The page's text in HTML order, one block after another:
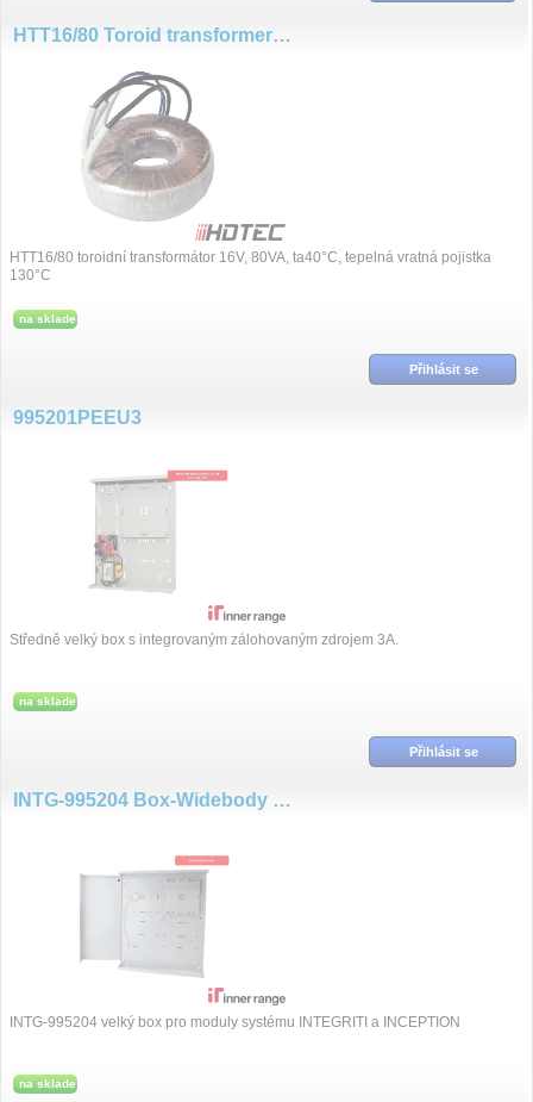
HTT16/80 Toroid transformers 16V, 80VA
HTT16/80 toroidní transformátor 16V, 80VA, ta40°C, tepelná vratná pojistka
130°C
na sklade
Přihlásit se
995201PEEU3
Středně velký box s integrovaným zálohovaným zdrojem 3A.
na sklade
Přihlásit se
INTG-995204 Box-Widebody Enclosure
INTG-995204 velký box pro moduly systému INTEGRITI a INCEPTION
na sklade